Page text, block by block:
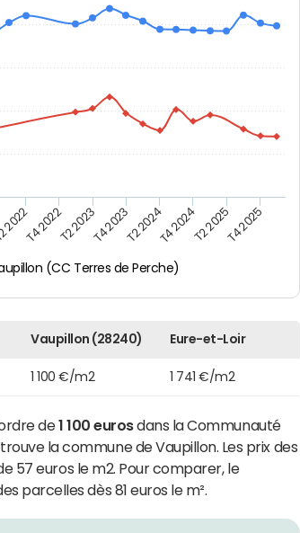
(CC Terres de Perche)
T4 2022T2 2023T4 2023T2 2024T4 2024T2 2025T4 2025
Vaupillon (28240) Eure-et-Loir
1 100 €/m2 1 741 €/m2
de1 100 eurosdans la Communauté
la commune de Vaupillon. Les prix des
57 euros le m2. Pour comparer, le
parcelles dès 81 euros le m².